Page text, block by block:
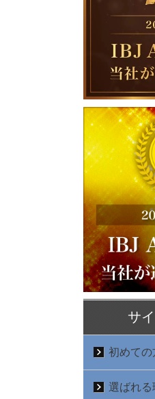
サ
初めての
選ばれる